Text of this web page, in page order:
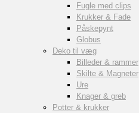
Fugle med clips
Krukker & Fade
Påskepynt
Globus
Deko til væg
Billeder & rammer
Skilte & Magneter
Ure
Knager & greb
Potter & krukker